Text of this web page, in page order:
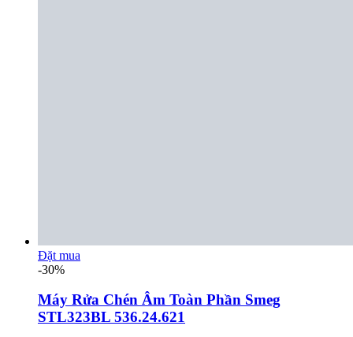
Đặt mua
-30%
Máy Rửa Chén Âm Toàn Phần Smeg
STL323BL 536.24.621